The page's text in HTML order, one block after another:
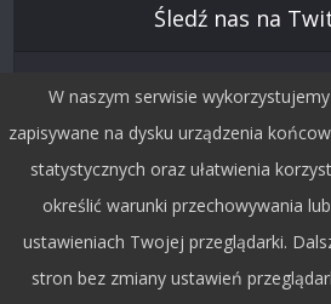
Śledź nas na
W naszym serwisie
zapisywane na dysku urządzenia
statystycznych oraz ułatwienia
określić warunki przechowywania
ustawieniach Twojej przeglądarki.
stron bez zmiany ustawień